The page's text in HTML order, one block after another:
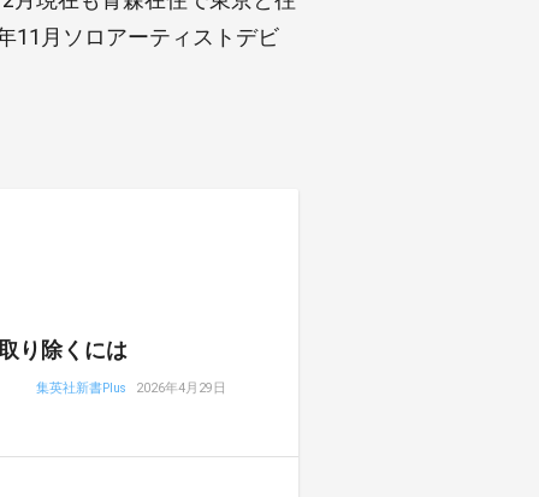
11月ソロアーティストデビ
り除くには
集英社新書Plus 2026年4月29日